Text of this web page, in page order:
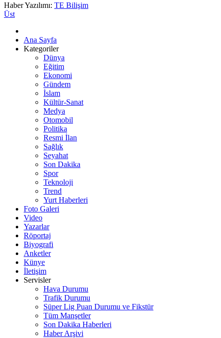
Haber Yazılımı: TE Bilişim
Üst
Ana Sayfa
Kategoriler
Dünya
Eğitim
Ekonomi
Gündem
İslam
Kültür-Sanat
Medya
Otomobil
Politika
Resmi İlan
Sağlık
Seyahat
Son Dakika
Spor
Teknoloji
Trend
Yurt Haberleri
Foto Galeri
Video
Yazarlar
Röportaj
Biyografi
Anketler
Künye
İletişim
Servisler
Hava Durumu
Trafik Durumu
Süper Lig Puan Durumu ve Fikstür
Tüm Manşetler
Son Dakika Haberleri
Haber Arşivi